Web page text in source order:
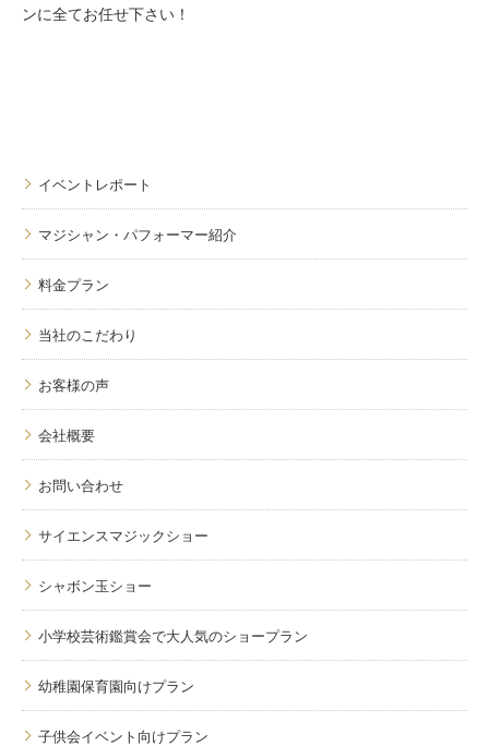
ンに全てお任せ下さい！
イベントレポート
マジシャン・パフォーマー紹介
料金プラン
当社のこだわり
お客様の声
会社概要
お問い合わせ
サイエンスマジックショー
シャボン玉ショー
小学校芸術鑑賞会で大人気のショープラン
幼稚園保育園向けプラン
子供会イベント向けプラン